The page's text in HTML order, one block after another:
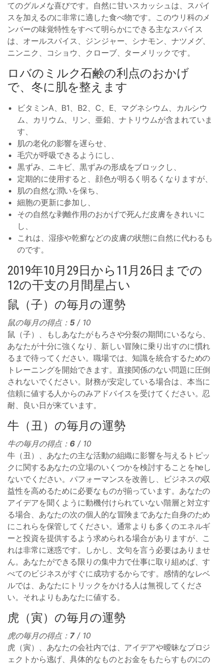
てのグルメな喜びです。自然に甘いスカッシュは、スパイ
スを加えるのに非常に適した食べ物です。このウリ科のメ
ンバーの味覚特性をすべて明らかにできる主なスパイス
は、オールスパイス、ジンジャー、シナモン、ナツメグ、
ニンニク、コショウ、クローブ、ターメリックです。
ロバのミルク石鹸の利点のおかげ
で、冬に肌を整えます
ビタミンA、B1、B2、C、E、マグネシウム、カルシウ
ム、カリウム、リン、亜鉛、ナトリウムが含まれていま
す、
肌の老化の影響を遅らせ、
毛穴が呼吸できるようにし、
黒ずみ、ニキビ、黒ずみの形成をブロックし、
定期的に使用すると、顔色が明るく明るくなりますが、
肌の自然な潤いを保ち、
細胞の更新に参加し、
その自然な剥離作用のおかげで死んだ皮膚をきれいに
し、
これは、湿疹や乾癬などの皮膚の状態に自然に代わるも
のです。
2019年10月29日から11月26日までの
12の干支の月間星占い
鼠（子）の毎月の運勢
鼠の毎月の得点：5 / 10
鼠（子）、もしあなたがもろさや分裂の期間にいるなら、
あなたが十分に強くなり、新しい冒険に乗り出すのに慣れ
るまで待ってください。職場では、知識を統合するための
トレーニングを開始できます。直接関係のない問題に圧倒
されないでください。財務が安定している場合は、本当に
信頼に値する人からのみアドバイスを受けてください。忍
耐、良い日が来ています。
牛（丑）の毎月の運勢
牛の毎月の得点： 6 / 10
牛（丑）、あなたの主な活動の組織に影響を与えるトピッ
クに関するあなたの立場のいくつかを検討することをheし
ないでください。パフォーマンスを改善し、ビジネスの収
益性を高めるために必要なものが揃っています。あなたの
アイデアを聞くように動機付けられていない階層と対立す
る場合、あなたの次の個人的な冒険まであなた自身のため
にこれらを保管してください。通常よりも多くのエネルギ
ーと投資を提供するよう求められる場合がありますが、こ
れは非常に迷惑です。しかし、文句を言う必要はありませ
ん。あなたができる限りの集中力で仕事に取り組めば、す
べてのビジネスがすぐに成功するからです。感情的なレベ
ルでは、あなたにトリックをかける人は無視してくださ
い。それよりもあなたに値する。
虎（寅）の毎月の運勢
虎の毎月の得点： 7 / 10
虎（寅）、あなたの会社内では、アイデアや曖昧なプロジ
ェクトから逃げ、具体的なものとお金をもたらすものにの